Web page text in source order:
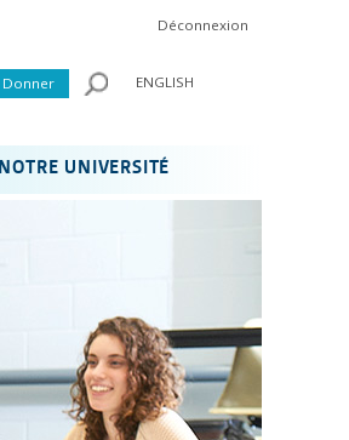
Déconnexion
Donner ENGLISH
NOTRE UNIVERSITÉ